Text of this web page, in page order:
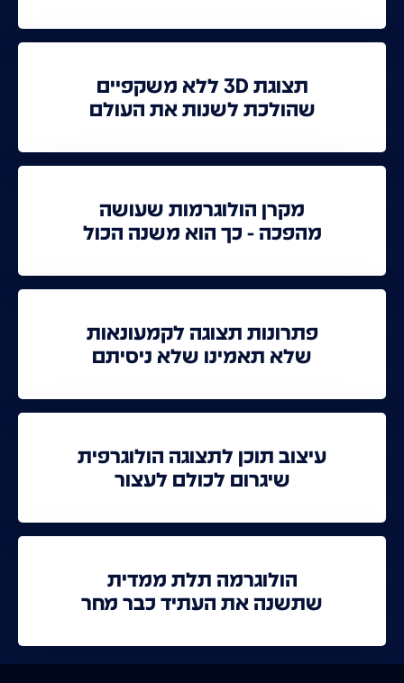
תצוגת 3D ללא משקפיים
שהולכת לשנות את העולם
מקרן הולוגרמות שעושה
מהפכה - כך הוא משנה הכול
פתרונות תצוגה לקמעונאות
שלא תאמינו שלא ניסיתם
עיצוב תוכן לתצוגה הולוגרפית
שיגרום לכולם לעצור
הולוגרמה תלת ממדית
שתשנה את העתיד כבר מחר